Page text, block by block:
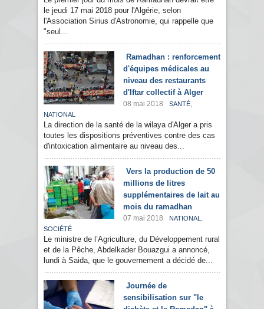
le jeudi 17 mai 2018 pour l'Algérie, selon
l'Association Sirius d'Astronomie, qui rappelle que
"seul...
Ramadhan : renforcement
d'équipes médicales au
niveau des restaurants
d'Iftar collectif à Alger
08 mai 2018 SANTÉ,
NATIONAL
La direction de la santé de la wilaya d'Alger a pris
toutes les dispositions préventives contre des cas
d'intoxication alimentaire au niveau des...
Vers la production de 50
millions de litres
supplémentaires de lait au
mois du ramadhan
07 mai 2018 NATIONAL ,
SOCIÉTÉ
Le ministre de l’Agriculture, du Développement rural
et de la Pêche, Abdelkader Bouazgui a annoncé,
lundi à Saida, que le gouvernement a décidé de...
Journée de
sensibilisation sur "le